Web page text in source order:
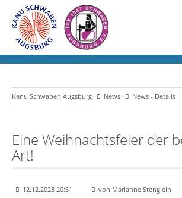
Kanu Schwaben Augsburg News News - Details
Eine Weihnachtsfeier der
Art!
12.12.2023 20:51 von Marianne Stenglein